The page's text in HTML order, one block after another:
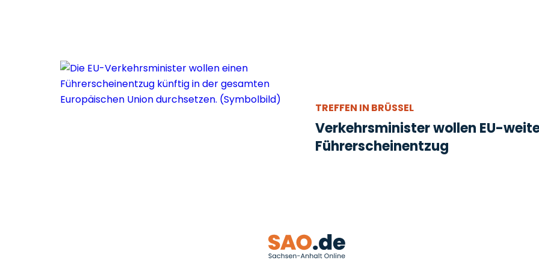
TREFFEN IN BRÜSSEL
Verkehrsminister wollen EU-
Führerscheinentzug